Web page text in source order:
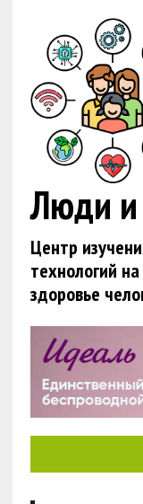
Люди и
Центр
технологий
здоровье